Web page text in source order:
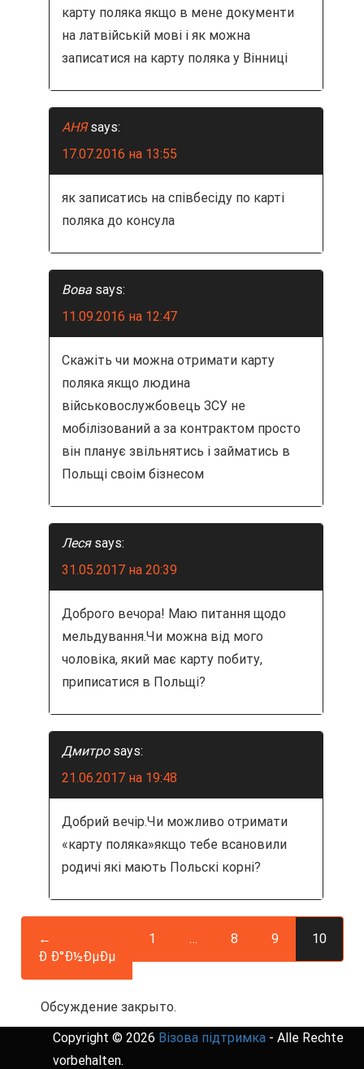
карту поляка якщо в мене документи
на латвійській мові і як можна
записатися на карту поляка у Вінниці
АНЯ says:
17.07.2016 на 13:55
як записатись на співбесіду по карті
поляка до консула
Вова says:
11.09.2016 на 12:47
Скажіть чи можна отримати карту
поляка якщо людина
військовослужбовець ЗСУ не
мобілізований а за контрактом просто
він планує звільнятись і займатись в
Польщі своім бізнесом
Леся says:
31.05.2017 на 20:39
Доброго вечора! Маю питання щодо
мельдування.Чи можна від мого
чоловіка, який має карту побиту,
приписатися в Польщі?
Дмитро says:
21.06.2017 на 19:48
Добрий вечір.Чи можливо отримати
«карту поляка»якщо тебе всановили
родичі які мають Польскі корні?
←
Ð Ð°Ð½ÐµÐµ
1 … 8 9 10
Обсуждение закрыто.
Copyright © 2026 Візова підтримка - Alle Rechte
vorbehalten.